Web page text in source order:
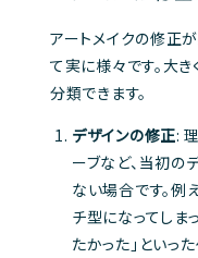
アートメイクの修正
て実に様々です。大
分類できます。
デザインの修正:
ーブなど、当初の
ない場合です。例
チ型になってしま
たかった」といっ